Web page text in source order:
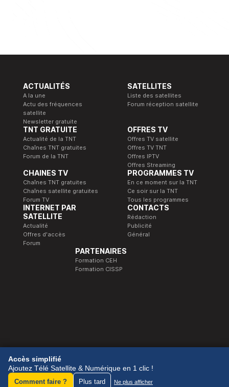
ACTUALITÉS
A la une
Actu des fréquences
satellite
Newsletter gratuite
SATELLITES
Liste des satellites
Forum réception satellite
TNT GRATUITE
Actualité de la TNT
Chaînes TNT gratuites
Forum de la TNT
OFFRES TV
Offres TV satellite
Offres TV TNT
Offres IPTV
Offres Streaming
CHAINES TV
Chaînes TNT gratuites
Chaînes satellite gratuites
Forum TV
PROGRAMMES TV
En ce moment sur la TNT
Ce soir sur la TNT
Tous les programmes
INTERNET PAR
SATELLITE
Actualité
Offres d'accès
Forum
CONTACTS
Rédaction
Publicité
Général
PARTENAIRES
Formation CEH
Formation CISSP
© 1989-2026 Télé Satellite et Numérique.
Accès simplifié
Ajoutez Télé Satellite & Numérique en 1 clic !
Comment faire ? Plus tard Ne plus afficher